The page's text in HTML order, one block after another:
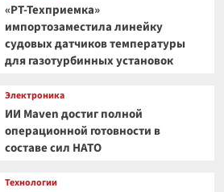
«РТ-Техприемка»
импортозаместила линейку
судовых датчиков температуры
для газотурбинных установок
Электроника
ИИ Maven достиг полной
операционной готовности в
составе сил НАТО
Технологии